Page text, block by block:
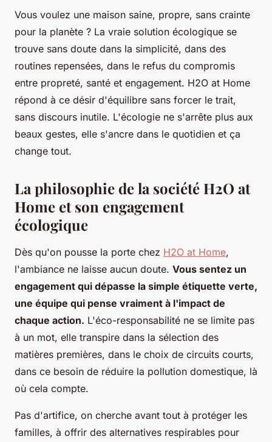
Vous voulez une maison saine, propre, sans crainte
pour la planète ? La vraie solution écologique se
trouve sans doute dans la simplicité, dans des
routines repensées, dans le refus du compromis
entre propreté, santé et engagement. H2O at Home
répond à ce désir d'équilibre sans forcer le trait,
sans discours inutile. L'écologie ne s'arrête plus aux
beaux gestes, elle s'ancre dans le quotidien et ça
change tout.
La philosophie de la société H2O at
Home et son engagement
écologique
Dès qu'on pousse la porte chez H2O at Home,
l'ambiance ne laisse aucun doute. Vous sentez un
engagement qui dépasse la simple étiquette verte,
une équipe qui pense vraiment à l'impact de
chaque action. L'éco-responsabilité ne se limite pas
à un mot, elle transpire dans la sélection des
matières premières, dans le choix de circuits courts,
dans ce besoin de réduire la pollution domestique, là
où cela compte.
Pas d'artifice, on cherche avant tout à protéger les
familles, à offrir des alternatives respirables pour